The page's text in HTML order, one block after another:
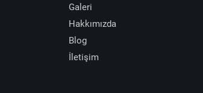
Galeri
Hakkımızda
Blog
İletişim